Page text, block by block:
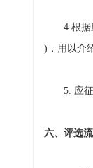
4.根据应
)，用以介
5. 应征作
六、评选